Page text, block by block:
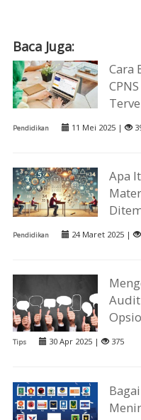
Baca Juga:
Cara
Pendidikan 11 Mei 2025 |
Apa
Pendidikan 24 Maret 2025 |
Tips 30 Apr 2025 | 375